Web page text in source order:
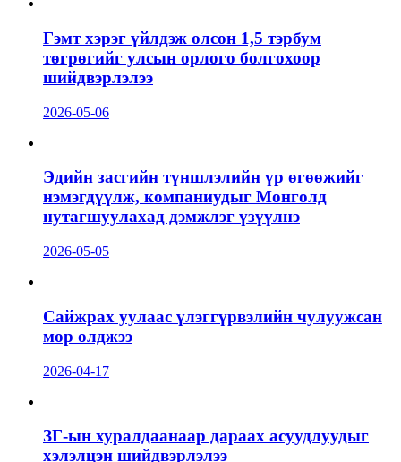
Гэмт хэрэг үйлдэж олсон 1,5 тэрбум
төгрөгийг улсын орлого болгохоор
шийдвэрлэлээ
2026-05-06
Эдийн засгийн түншлэлийн үр өгөөжийг
нэмэгдүүлж, компаниудыг Монголд
нутагшуулахад дэмжлэг үзүүлнэ
2026-05-05
Сайжрах уулаас үлэггүрвэлийн чулуужсан
мөр олджээ
2026-04-17
ЗГ-ын хуралдаанаар дараах асуудлуудыг
хэлэлцэн шийдвэрлэлээ